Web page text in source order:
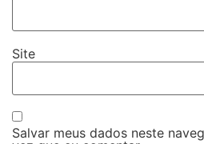
Site
Salvar meus dados neste